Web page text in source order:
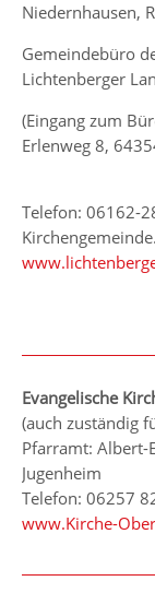
Niedernhausen,
Gemeindebüro
Lichtenberger
(Eingang zum
Erlenweg 8,
Telefon: 06162-
Evangelische
(auch zuständig
Pfarramt: Albert-
Jugenheim
Telefon: 06257
www.Kirche-